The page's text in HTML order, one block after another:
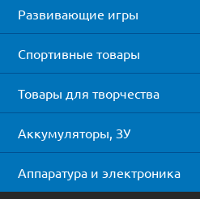
Развивающие игры
Спортивные товары
Товары для творчества
Аккумуляторы, ЗУ
Аппаратура и электроника